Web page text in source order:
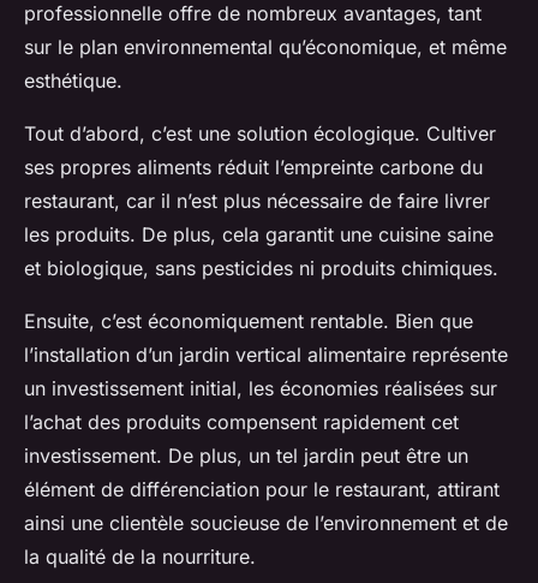
professionnelle offre de nombreux avantages, tant
sur le plan environnemental qu’économique, et même
esthétique.
Tout d’abord, c’est une solution écologique. Cultiver
ses propres aliments réduit l’empreinte carbone du
restaurant, car il n’est plus nécessaire de faire livrer
les produits. De plus, cela garantit une cuisine saine
et biologique, sans pesticides ni produits chimiques.
Ensuite, c’est économiquement rentable. Bien que
l’installation d’un jardin vertical alimentaire représente
un investissement initial, les économies réalisées sur
l’achat des produits compensent rapidement cet
investissement. De plus, un tel jardin peut être un
élément de différenciation pour le restaurant, attirant
ainsi une clientèle soucieuse de l’environnement et de
la qualité de la nourriture.